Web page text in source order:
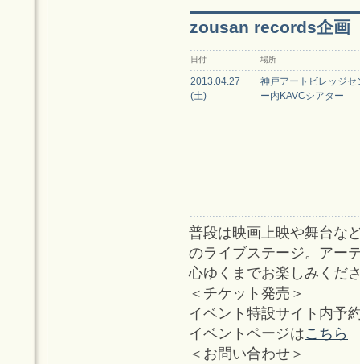
zousan records企画
日付 場所
2013.04.27
(土)
神戸アートビレッジセ
ー内KAVCシアター
普段は映画上映や舞台な
のライブステージ。アー
心ゆくまでお楽しみくだ
＜チケット発売＞
イベント特設サイト内予
イベントページはこちら
＜お問い合わせ＞